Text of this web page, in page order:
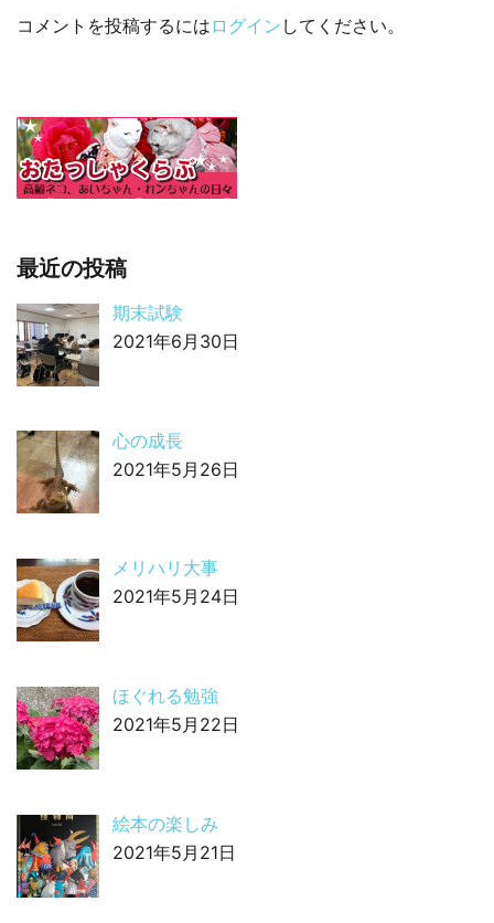
コメントを投稿するには ログイン してください。
最近の投稿
期末試験
2021年6月30日
心の成長
2021年5月26日
メリハリ大事
2021年5月24日
ほぐれる勉強
2021年5月22日
絵本の楽しみ
2021年5月21日